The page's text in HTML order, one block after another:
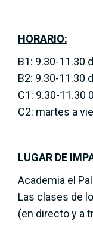
HORARIO:
B1: 9.30-11.30
B2: 9.30-11.30
C1: 9.30-11.30
C2: martes a
LUGAR DE
Academia el
Las clases de
(en directo y a